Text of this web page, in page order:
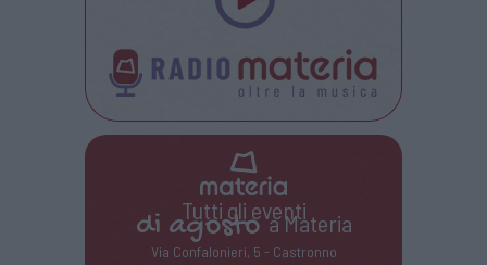
Tutti gli eventi
di agostoa Materia
Via Confalonieri, 5 - Castronno